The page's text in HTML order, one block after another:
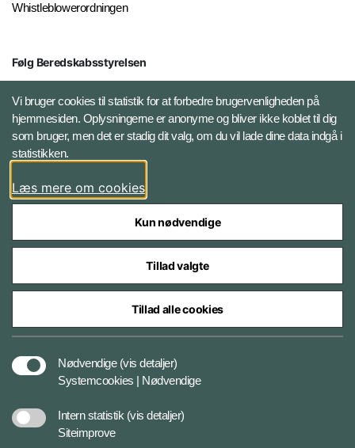
Whistleblowerordningen
Følg Beredskabsstyrelsen
X BRSdk
LinkedIn BRS-profil
Vi bruger cookies til statistik for at forbedre brugervenligheden på
hjemmesiden. Oplysningerne er anonyme og bliver ikke koblet til dig
som bruger, men det er stadig dit valg, om du vil lade dine data indgå i
statistikken.
Læs mere om cookies
Kun nødvendige
Tillad valgte
Tillad alle cookies
Nødvendige (vis detaljer)
Systemcookies | Nødvendige
Intern statistik (vis detaljer)
Siteimprove